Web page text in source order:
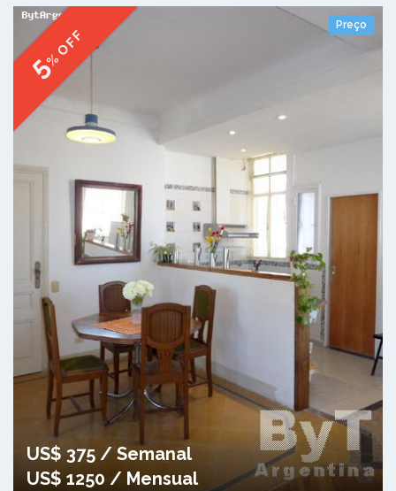
Preço
5% OFF
US$ 375 / Semanal
US$ 1250 / Mensual